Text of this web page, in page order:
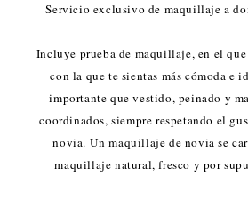
Servicio exclusivo de maquillaje a
Incluye prueba de maquillaje, en el
con la que te sientas más cómoda e
importante que vestido, peinado y
coordinados, siempre respetando el
novia. Un maquillaje de novia se
maquillaje natural, fresco y por